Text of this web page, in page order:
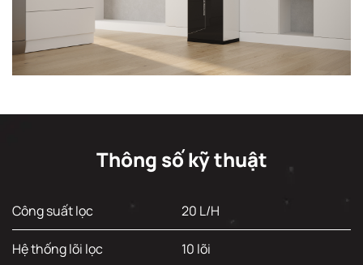
Thông số kỹ thuật
Công suất lọc 20 L/H
Hệ thống lõi lọc 10 lõi